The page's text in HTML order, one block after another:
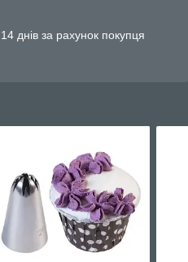
днів за рахунок покупця